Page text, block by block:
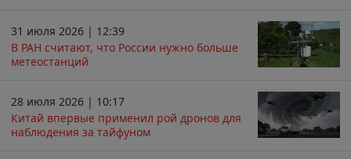
31 июля 2026 | 12:39
В РАН считают, что России нужно больше
метеостанций
28 июля 2026 | 10:17
Китай впервые применил рой дронов для
наблюдения за тайфуном